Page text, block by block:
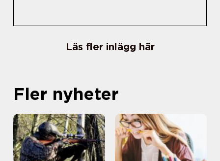
Läs fler inlägg här
Fler nyheter